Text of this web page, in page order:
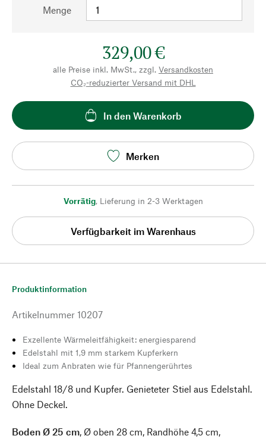
Menge
329,00 €
alle Preise inkl. MwSt., zzgl. Versandkosten
CO₂-reduzierter Versand mit DHL
In den Warenkorb
Merken
Vorrätig, Lieferung in 2-3 Werktagen
Verfügbarkeit im Warenhaus
Produktinformation
Artikelnummer 10207
Exzellente Wärmeleitfähigkeit: energiesparend
Edelstahl mit 1,9 mm starkem Kupferkern
Ideal zum Anbraten wie für Pfannengerührtes
Edelstahl 18/8 und Kupfer. Genieteter Stiel aus Edelstahl.
Ohne Deckel.
Boden Ø 25 cm, Ø oben 28 cm, Randhöhe 4,5 cm,